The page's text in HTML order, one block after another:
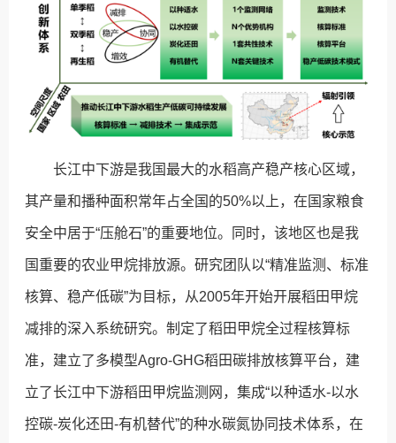
长江中下游是我国最大的水稻高产稳产核心区域，
其产量和播种面积常年占全国的50%以上，在国家粮食
安全中居于“压舱石”的重要地位。同时，该地区也是我
国重要的农业甲烷排放源。研究团队以“精准监测、标准
核算、稳产低碳”为目标，从2005年开始开展稻田甲烷
减排的深入系统研究。制定了稻田甲烷全过程核算标
准，建立了多模型Agro-GHG稻田碳排放核算平台，建
立了长江中下游稻田甲烷监测网，集成“以种适水-以水
控碳-炭化还田-有机替代”的种水碳氮协同技术体系，在